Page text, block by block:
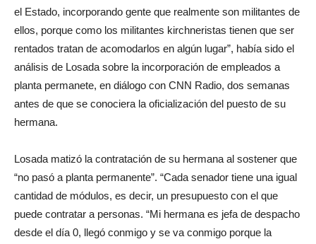
el Estado, incorporando gente que realmente son militantes de
ellos, porque como los militantes kirchneristas tienen que ser
rentados tratan de acomodarlos en algún lugar”, había sido el
análisis de Losada sobre la incorporación de empleados a
planta permanete, en diálogo con CNN Radio, dos semanas
antes de que se conociera la oficialización del puesto de su
hermana.
Losada matizó la contratación de su hermana al sostener que
“no pasó a planta permanente”. “Cada senador tiene una igual
cantidad de módulos, es decir, un presupuesto con el que
puede contratar a personas. “Mi hermana es jefa de despacho
desde el día 0, llegó conmigo y se va conmigo porque la